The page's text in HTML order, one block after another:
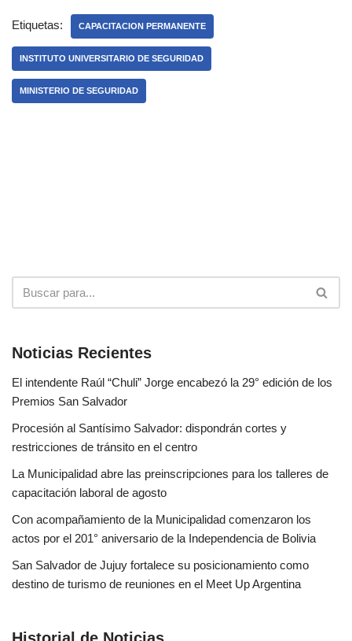
Etiquetas: CAPACITACION PERMANENTE
INSTITUTO UNIVERSITARIO DE SEGURIDAD
MINISTERIO DE SEGURIDAD
Noticias Recientes
El intendente Raúl “Chuli” Jorge encabezó la 29° edición de los
Premios San Salvador
Procesión al Santísimo Salvador: dispondrán cortes y
restricciones de tránsito en el centro
La Municipalidad abre las preinscripciones para los talleres de
capacitación laboral de agosto
Con acompañamiento de la Municipalidad comenzaron los
actos por el 201° aniversario de la Independencia de Bolivia
San Salvador de Jujuy fortalece su posicionamiento como
destino de turismo de reuniones en el Meet Up Argentina